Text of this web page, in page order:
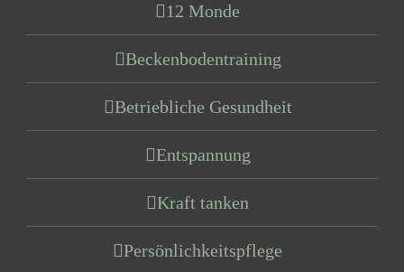
12 Monde
Beckenbodentraining
Betriebliche Gesundheit
Entspannung
Kraft tanken
Persönlichkeitspflege